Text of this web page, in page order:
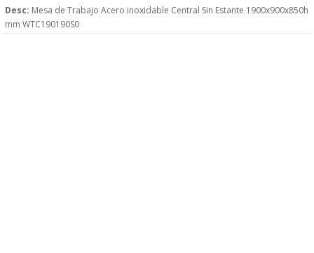
Desc: Mesa de Trabajo Acero inoxidable Central Sin Estante 1900x900x850h
mm WTC190190S0